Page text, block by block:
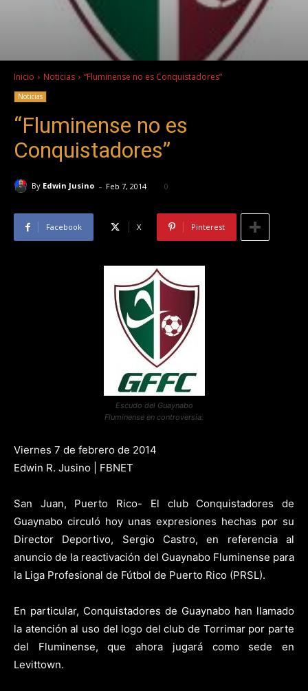
Inicio Noticias “Fluminense no es Conquistadores”
Noticias
“Fluminense no es
Conquistadores”
By Edwin Jusino - Feb 7, 2014 0
Facebook X Pinterest
Escudo del Guaynabo
Fluminense en controversia.
Viernes 7 de febrero de 2014
Edwin R. Jusino | FBNET
San Juan, Puerto Rico- El club Conquistadores de
Guaynabo circuló hoy unas expresiones hechas por su
Director Deportivo, Sergio Castro, en referencia al
anuncio de la reactivación del Guaynabo Fluminense para
la Liga Profesional de Fútbol de Puerto Rico (PRSL).
En particular, Conquistadores de Guaynabo han llamado
la atención al uso del logo del club de Torrimar por parte
del Fluminense, que ahora jugará como sede en
Levittown.